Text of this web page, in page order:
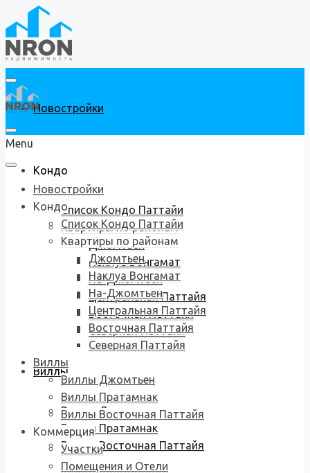
Новостройки
Кондо
Список Кондо Паттайи
Квартиры по районам
Джомтьен
Наклуа Вонгамат
На-Джомтьен
Центральная Паттайя
Восточная Паттайя
Северная Паттайя
Виллы
Виллы Джомтьен
Виллы Пратамнак
Виллы Восточная Паттайя
Menu
Новостройки
Кондо
Список Кондо Паттайи
Квартиры по районам
Джомтьен
Наклуа Вонгамат
На-Джомтьен
Центральная Паттайя
Восточная Паттайя
Северная Паттайя
Виллы
Виллы Джомтьен
Виллы Пратамнак
Виллы Восточная Паттайя
Коммерция
Участки
Помещения и Отели